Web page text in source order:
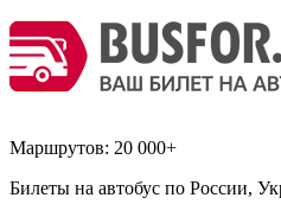
Маршрутов: 20 000+
Билеты на автобус по России,